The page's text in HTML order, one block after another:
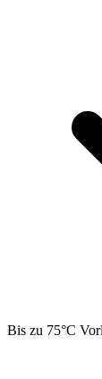
Bis zu 75°C